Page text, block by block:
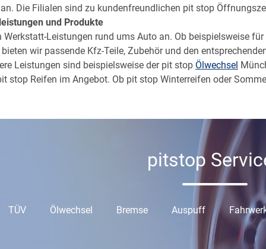
an. Die Filialen sind zu kundenfreundlichen pit stop
und Produkte
Leistungen rund ums Auto an. Ob beispielsweise
wir passende Kfz-Teile, Zubehör und den
Leistungen sind beispielsweise der pit stop Ölwechsel
stop Reifen im Angebot. Ob pit stop Winterreifen oder
pitstop
TÜV Ölwechsel Bremse Auspuff